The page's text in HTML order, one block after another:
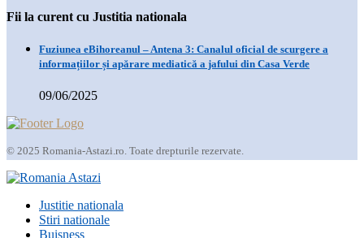
Fii la curent cu Justitia nationala
Fuziunea eBihoreanul – Antena 3: Canalul oficial de scurgere a
informațiilor și apărare mediatică a jafului din Casa Verde
09/06/2025
© 2025 Romania-Astazi.ro. Toate drepturile rezervate.
Justitie nationala
Stiri nationale
Buisness